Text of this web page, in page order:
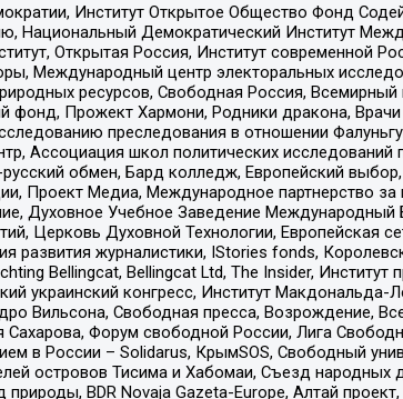
Институт Открытое Общество Фонд
Национальный Демократический Институт
Открытая Россия, Институт современной
Международный центр электоральных
ресурсов, Свободная Россия, Всемирный
Прожект Хармони, Родники дракона, Врачи
преследования в отношении
Ассоциация школ политических
обмен, Бард колледж, Европейский
Проект Медиа, Международное партнерство за
Духовное Учебное Заведение
Церковь Духовной Технологии,
журналистики, IStories fonds,
Bellingcat, Bellingcat Ltd, The Insider,
украинский конгресс, Институт
Вильсона, Свободная пресса, Возрождение,
Форум свободной России, Лига
в России – Solidarus, КрымSOS, Свободный
островов Тисима и Хабомаи, Съезд народных
природы, BDR Novaja Gazeta-Europe, Алтай